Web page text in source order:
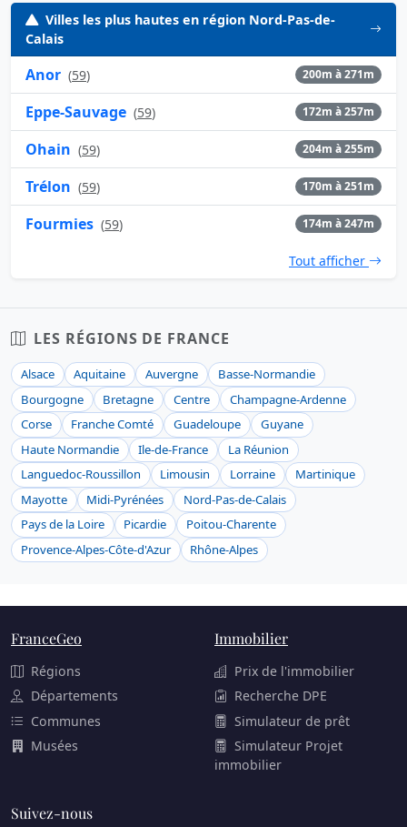
Villes les plus hautes en région Nord-Pas-de-
Calais
Anor (59) 200m à 271m
Eppe-Sauvage (59) 172m à 257m
Ohain (59) 204m à 255m
Trélon (59) 170m à 251m
Fourmies (59) 174m à 247m
Tout afficher
LES RÉGIONS DE FRANCE
Alsace Aquitaine Auvergne
Basse-Normandie
Bourgogne
Bretagne Centre
Champagne-Ardenne
Corse
Franche Comté Guadeloupe
Guyane
Haute Normandie
Ile-de-France
La Réunion
Languedoc-Roussillon
Limousin Lorraine
Martinique
Mayotte
Midi-Pyrénées
Nord-Pas-de-Calais
Pays de la Loire
Picardie
Poitou-Charente
Provence-Alpes-Côte-d'Azur
Rhône-Alpes
FranceGeo
Régions
Départements
Communes
Musées
Immobilier
Prix de l'immobilier
Recherche DPE
Simulateur de prêt
Simulateur Projet
immobilier
Suivez-nous